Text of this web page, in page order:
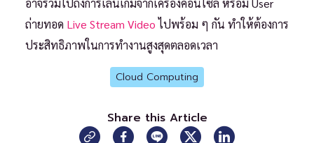
อาจรวมไปถึงการเล่นเกมจากเครื่องคอนโซล หรือมี User
ถ่ายทอด Live Stream Videoไปพร้อม ๆ กัน ทำให้ต้องการ
ประสิทธิภาพในการทำงานสูงสุดตลอดเวลา
Cloud Computing
Share this Article